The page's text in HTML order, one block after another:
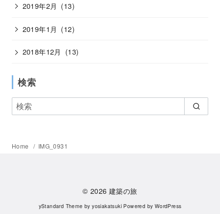
2019年2月 (13)
2019年1月 (12)
2018年12月 (13)
検索
Home IMG_0931
© 2026建築の旅
yStandard Theme byyosiakatsuki Powered by WordPress